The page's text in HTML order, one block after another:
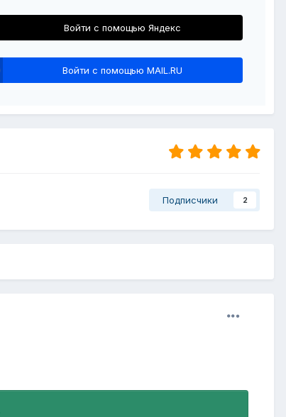
Войти с помощью Яндекс
Войти с помощью MAIL.RU
Подписчики 2